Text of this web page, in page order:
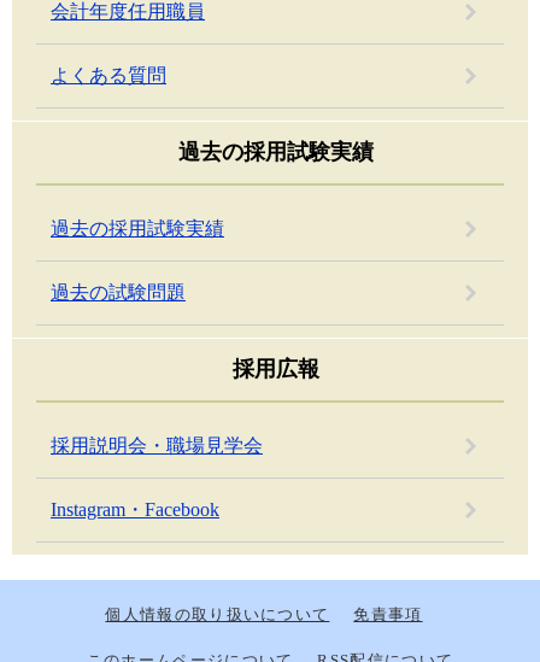
会計年度任用職員
よくある質問
過去の採用試験実績
過去の採用試験実績
過去の試験問題
採用広報
採用説明会・職場見学会
Instagram・Facebook
個人情報の取り扱いについて 免責事項